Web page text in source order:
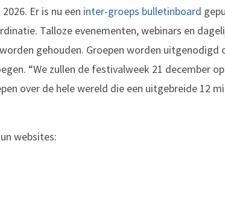
Er is nu een inter-groeps bulletinboard
Talloze evenementen, webinars en
gehouden. Groepen worden uitgenodigd
“We zullen de festivalweek 21 december
over de hele wereld die een uitgebreide 12
websites: